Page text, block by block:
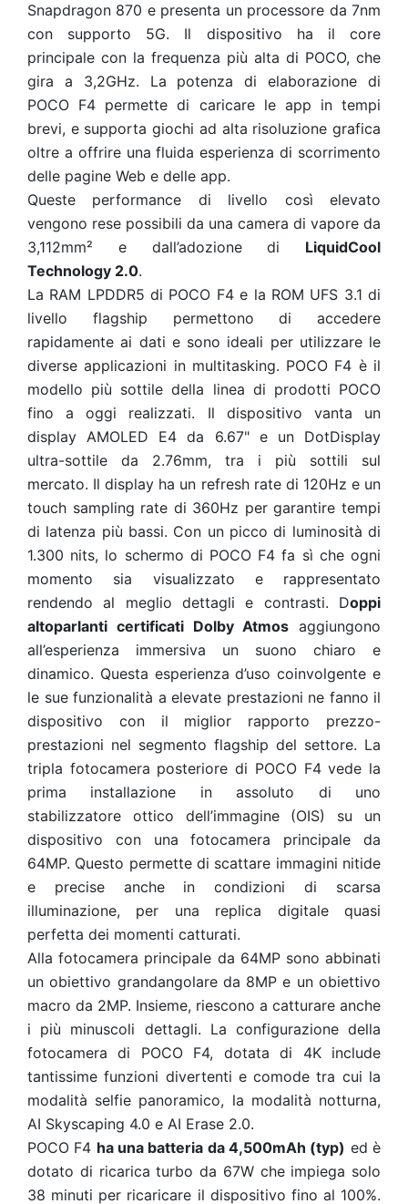
Snapdragon 870 e presenta un processore da 7nm
con supporto 5G. Il dispositivo ha il core
principale con la frequenza più alta di POCO, che
gira a 3,2GHz. La potenza di elaborazione di
POCO F4 permette di caricare le app in tempi
brevi, e supporta giochi ad alta risoluzione grafica
oltre a offrire una fluida esperienza di scorrimento
delle pagine Web e delle app.
Queste performance di livello così elevato
vengono rese possibili da una camera di vapore da
3,112mm² e dall’adozione di LiquidCool
Technology 2.0.
La RAM LPDDR5 di POCO F4 e la ROM UFS 3.1 di
livello flagship permettono di accedere
rapidamente ai dati e sono ideali per utilizzare le
diverse applicazioni in multitasking. POCO F4 è il
modello più sottile della linea di prodotti POCO
fino a oggi realizzati. Il dispositivo vanta un
display AMOLED E4 da 6.67" e un DotDisplay
ultra-sottile da 2.76mm, tra i più sottili sul
mercato. Il display ha un refresh rate di 120Hz e un
touch sampling rate di 360Hz per garantire tempi
di latenza più bassi. Con un picco di luminosità di
1.300 nits, lo schermo di POCO F4 fa sì che ogni
momento sia visualizzato e rappresentato
rendendo al meglio dettagli e contrasti. Doppi
altoparlanti certificati Dolby Atmos aggiungono
all’esperienza immersiva un suono chiaro e
dinamico. Questa esperienza d’uso coinvolgente e
le sue funzionalità a elevate prestazioni ne fanno il
dispositivo con il miglior rapporto prezzo-
prestazioni nel segmento flagship del settore. La
tripla fotocamera posteriore di POCO F4 vede la
prima installazione in assoluto di uno
stabilizzatore ottico dell’immagine (OIS) su un
dispositivo con una fotocamera principale da
64MP. Questo permette di scattare immagini nitide
e precise anche in condizioni di scarsa
illuminazione, per una replica digitale quasi
perfetta dei momenti catturati.
Alla fotocamera principale da 64MP sono abbinati
un obiettivo grandangolare da 8MP e un obiettivo
macro da 2MP. Insieme, riescono a catturare anche
i più minuscoli dettagli. La configurazione della
fotocamera di POCO F4, dotata di 4K include
tantissime funzioni divertenti e comode tra cui la
modalità selfie panoramico, la modalità notturna,
AI Skyscaping 4.0 e AI Erase 2.0.
POCO F4 ha una batteria da 4,500mAh (typ) ed è
dotato di ricarica turbo da 67W che impiega solo
38 minuti per ricaricare il dispositivo fino al 100%.